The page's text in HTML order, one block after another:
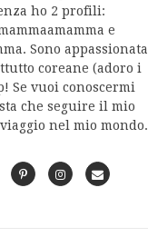
ho 2 profili:
e
Sono appassionata
coreane (adoro i
Se vuoi conoscermi
che seguire il mio
nel mio mondo.
P
I
C